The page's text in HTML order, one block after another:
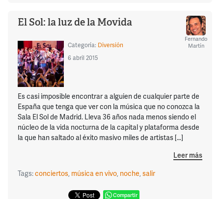
El Sol: la luz de la Movida
Fernando
Martín
Categoría: Diversión
6 abril 2015
Es casi imposible encontrar a alguien de cualquier parte de
España que tenga que ver con la música que no conozca la
Sala El Sol de Madrid. Lleva 36 años nada menos siendo el
núcleo de la vida nocturna de la capital y plataforma desde
la que han saltado al éxito masivo miles de artistas […]
Leer más
Tags:conciertos música en vivo noche salir
Compartir